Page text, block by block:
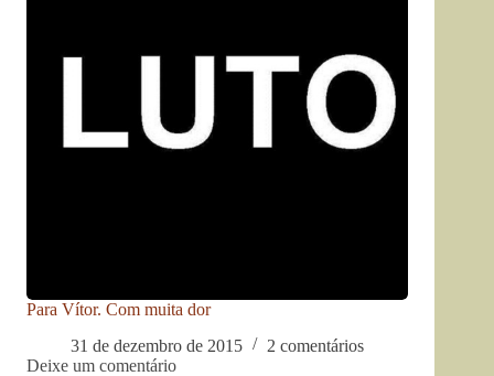
Para Vítor. Com muita dor
31 de dezembro de 2015
2 comentários
Deixe um comentário